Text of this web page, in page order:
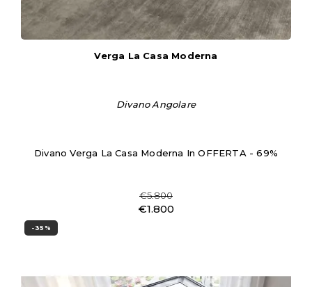
Verga La Casa Moderna
Divano Angolare
Divano Verga La Casa Moderna In OFFERTA - 69%
€5.800
€1.800
-35%